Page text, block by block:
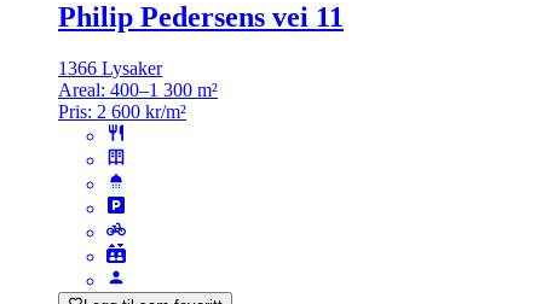
Philip Pedersens vei 11
1366 Lysaker
Areal: 400–1 300 m²
Pris: 2 600 kr/m²